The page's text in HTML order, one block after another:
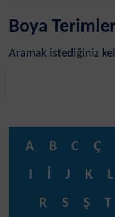
Boya
Aramak istediğiniz
A B C Ç
I
İ J K L
R
S Ş T